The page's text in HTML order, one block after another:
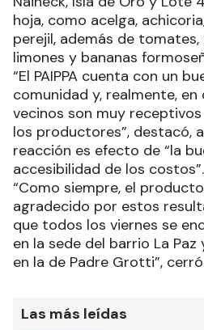
hoja, como acelga,
perejil, además de tomates,
limones y bananas
“El PAIPPA cuenta con un
comunidad y, realmente,
vecinos son muy
los productores”, destacó,
reacción es efecto de “la
accesibilidad de los costos”.
“Como siempre, el
agradecido por estos
que todos los viernes se
en la sede del barrio La
en la de Padre Grotti”,
Las más leídas